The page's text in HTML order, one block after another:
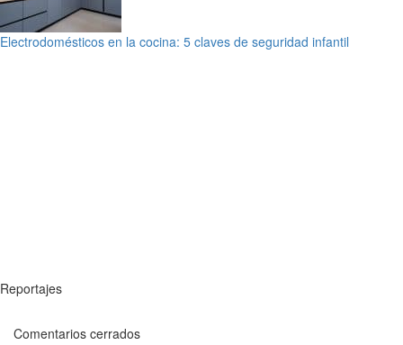
Electrodomésticos en la cocina: 5 claves de seguridad infantil
Reportajes
Comentarios cerrados